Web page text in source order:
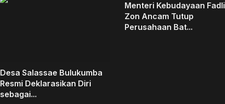
Desa Salassae Bulukumba
Resmi Deklarasikan Diri
sebagai...
Menteri Kebudayaan Fadli
Zon Ancam Tutup
Perusahaan Bat...